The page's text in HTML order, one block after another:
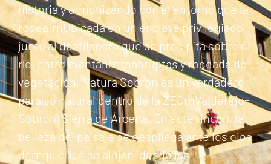
historia y armonizando con el entorno que la
rodea.rnUbicada en un enclave privilegiado
junto al desfiladero que se precipita sobre el
río, entre montañasrnabruptas y rodeada de
vegetación, Natura Sobrón es un verdadero
paraíso natural dentro de la ZECrnValderejo-
Sobrón-Sierra de Árcena. En este rincón, la
belleza del paisaje se despliega ante los ojos
dernquienes se alojan, desde las